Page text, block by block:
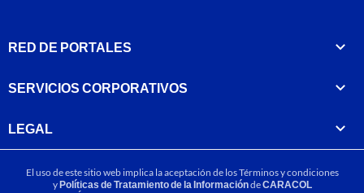
RED DE PORTALES
SERVICIOS CORPORATIVOS
LEGAL
El uso de este sitio web implica la aceptación de losTérminos y condiciones
yPolíticas de Tratamiento de la InformacióndeCARACOL